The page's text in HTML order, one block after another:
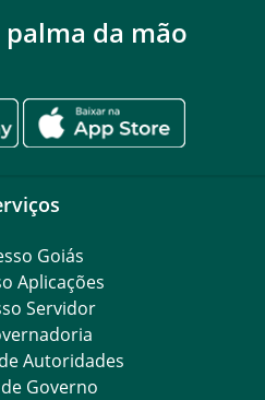
da mão
Goiás
Aplicações
Servidor
Autoridades
Governo